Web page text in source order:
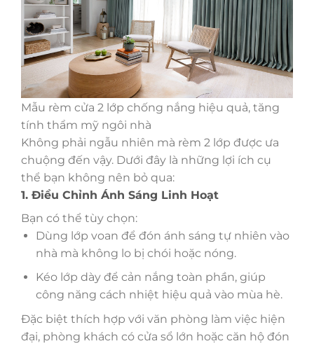
Mẫu rèm cửa 2 lớp chống nắng hiệu quả, tăng
tính thẩm mỹ ngôi nhà
Không phải ngẫu nhiên mà rèm 2 lớp được ưa
chuộng đến vậy. Dưới đây là những lợi ích cụ
thể bạn không nên bỏ qua:
1. Điều Chỉnh Ánh Sáng Linh Hoạt
Bạn có thể tùy chọn:
Dùng lớp voan để đón ánh sáng tự nhiên vào
nhà mà không lo bị chói hoặc nóng.
Kéo lớp dày để cản nắng toàn phần, giúp
công năng cách nhiệt hiệu quả vào mùa hè.
Đặc biệt thích hợp với văn phòng làm việc hiện
đại, phòng khách có cửa sổ lớn hoặc căn hộ đón